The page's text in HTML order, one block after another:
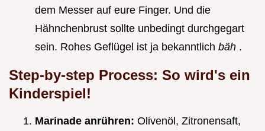
dem Messer auf eure Finger. Und die
Hähnchenbrust sollte unbedingt durchgegart
sein. Rohes Geflügel ist ja bekanntlich bäh .
Step-by-step Process: So wird's ein
Kinderspiel!
Marinade anrühren: Olivenöl, Zitronensaft,